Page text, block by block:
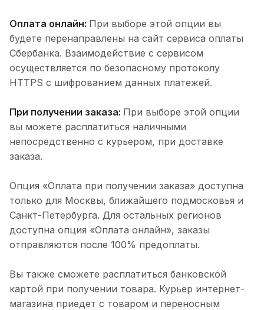
Оплата онлайн: При выборе этой опции вы
будете перенаправлены на сайт сервиса оплаты
Сбербанка. Взаимодействие с сервисом
осуществляется по безопасному протоколу
HTTPS с шифрованием данных платежей.
При получении заказа: При выборе этой опции
вы можете расплатиться наличными
непосредственно с курьером, при доставке
заказа.
Опция «Оплата при получении заказа» доступна
только для Москвы, ближайшего подмосковья и
Санкт-Петербурга. Для остальных регионов
доступна опция «Оплата онлайн», заказы
отправляются после 100% предоплаты.
Вы также сможете расплатиться банковской
картой при получении товара. Курьер интернет-
магазина приедет с товаром и переносным